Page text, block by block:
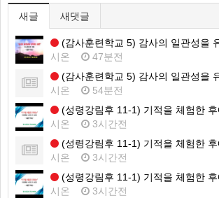
새글 새댓글
(감사훈련학교 5) 감사의 일관성을 유
시온
47분전
(감사훈련학교 5) 감사의 일관성을 유지
시온
54분전
(성령강림후 11-1) 기적을 체험한
시온
3시간전
(성령강림후 11-1) 기적을 체험한
시온
3시간전
(성령강림후 11-1) 기적을 체험한
시온
3시간전